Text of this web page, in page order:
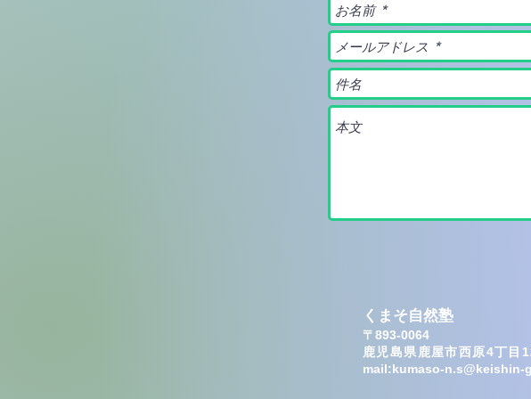
くまそ自然塾
〒893-0064
鹿児島県鹿屋市西原4丁
mail:kumaso-n.s@keishin-